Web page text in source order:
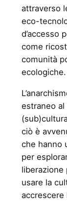
attraverso
eco-
d’accesso
come
comunità
ecologiche.
estraneo
ciò è
che hanno
per
liberazione
usare la
accrescere